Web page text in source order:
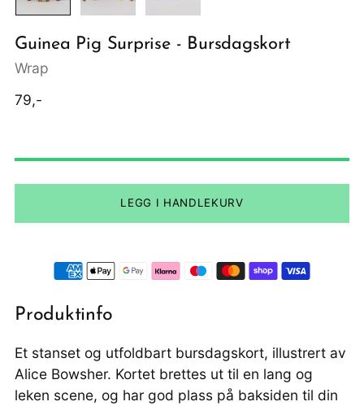
Guinea Pig Surprise - Bursdagskort
Wrap
Ordinær
79,-
LEGG I HANDLEKURV
Produktinfo
Et stanset og utfoldbart bursdagskort, illustrert av
Alice Bowsher. Kortet brettes ut til en lang og
leken scene, og har god plass på baksiden til din